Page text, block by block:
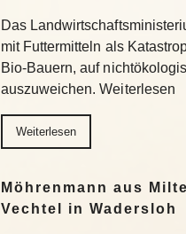
Das
mit Futtermitteln als
Bio-Bauern, auf
auszuweichen. Weiterlesen
Weiterlesen
Möhrenmann aus
Vechtel in Wadersloh